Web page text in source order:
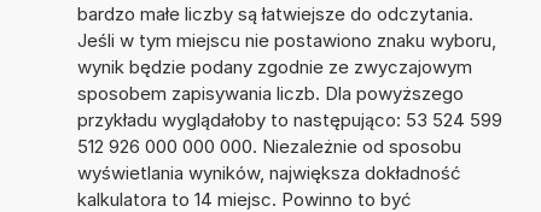
bardzo małe liczby są łatwiejsze do odczytania.
Jeśli w tym miejscu nie postawiono znaku wyboru,
wynik będzie podany zgodnie ze zwyczajowym
sposobem zapisywania liczb. Dla powyższego
przykładu wyglądałoby to następująco: 53 524 599
512 926 000 000 000. Niezależnie od sposobu
wyświetlania wyników, największa dokładność
kalkulatora to 14 miejsc. Powinno to być